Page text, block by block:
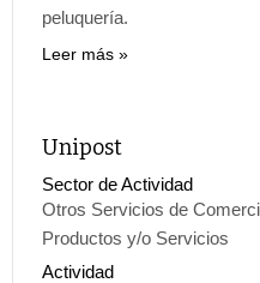
peluquería.
Leer más
Unipost
Sector de Actividad
Otros Servicios de
Productos y/o Servicios
Actividad